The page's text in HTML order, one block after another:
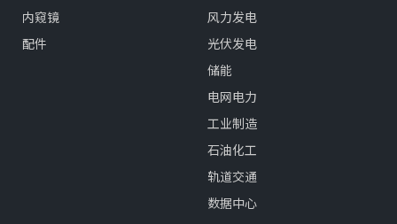
内窥镜
配件
风力发电
光伏发电
储能
电网电力
工业制造
石油化工
轨道交通
数据中心